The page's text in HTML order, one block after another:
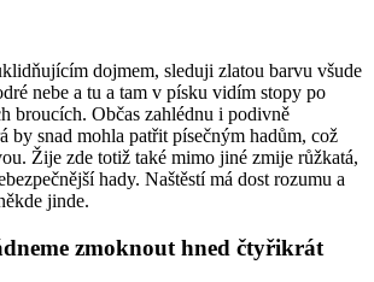
dojmem, sleduji zlatou barvu všude
nebe a tu a tam v písku vidím stopy po
broucích. Občas zahlédnu i podivně
by snad mohla patřit písečným hadům, což
Žije zde totiž také mimo jiné zmije růžkatá,
hady. Naštěstí má dost rozumu a
jinde.
zmoknout hned čtyřikrát